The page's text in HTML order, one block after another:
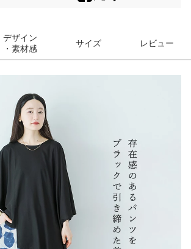
デザイン
・素材感
サイズ レビュー